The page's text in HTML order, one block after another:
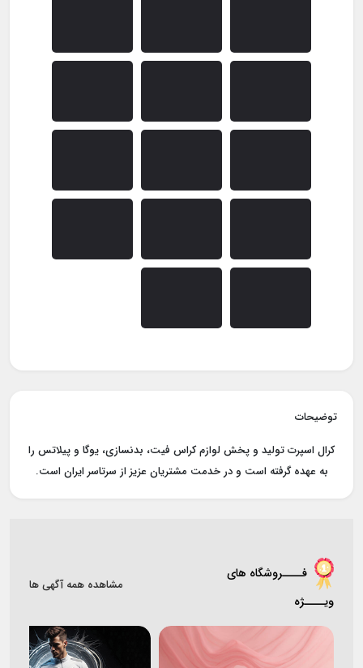
توضیحات
کرال اسپرت تولید و پخش لوازم کراس فیت، بدنسازی، یوگا و پیلاتس را
به عهده گرفته است و در خدمت مشتریان عزیز از سرتاسر ایران است.
فــــروشگاه های
ویــــژه
مشاهده همه آگهی ها